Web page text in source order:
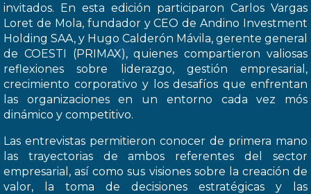
invitados. En esta edición participaron Carlos Vargas
Loret de Mola, fundador y CEO de Andino Investment
Holding SAA, y Hugo Calderón Mávila, gerente general
de COESTI (PRIMAX), quienes compartieron valiosas
reflexiones sobre liderazgo, gestión empresarial,
crecimiento corporativo y los desafíos que enfrentan
las organizaciones en un entorno cada vez mós
dinámico y competitivo.
Las entrevistas permitieron conocer de primera mano
las trayectorias de ambos referentes del sector
empresarial, así como sus visiones sobre la creación de
valor, la toma de decisiones estratégicas y las